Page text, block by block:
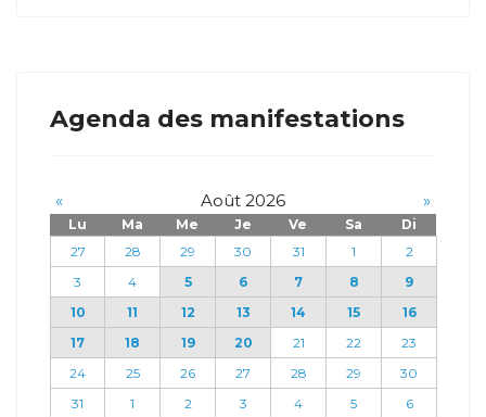
Agenda des manifestations
« Août 2026 »
Lu Ma Me Je Ve Sa
Di
27
28 29 30 31 1
2
3
4 5 6 7 8
9
10
11 12 13 14 15
16
17
18 19 20 21 22
23
24
25 26 27 28 29
30
31
1 2 3 4 5 6